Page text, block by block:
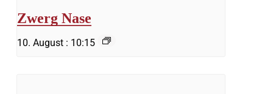
Zwerg Nase
10. August : 10:15